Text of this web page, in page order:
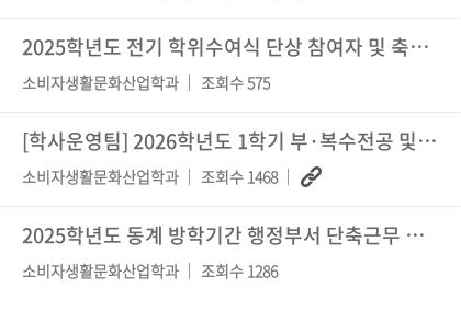
2025학년도 전기 학위수여식 단상 참여자 및 축사교수 사전 신청 접수
소비자생활문화산업학과 조회수 575
[학사운영팀] 2026학년도 1학기 부·복수전공 및 교직 복수전공 선발 안내
소비자생활문화산업학과 조회수 1468
2025학년도 동계 방학기간 행정부서 단축근무 안내
소비자생활문화산업학과 조회수 1286